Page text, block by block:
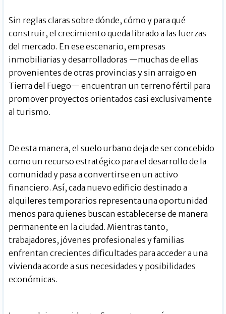
Sin reglas claras sobre dónde, cómo y para qué
construir, el crecimiento queda librado a las fuerzas
del mercado. En ese escenario, empresas
inmobiliarias y desarrolladoras —muchas de ellas
provenientes de otras provincias y sin arraigo en
Tierra del Fuego— encuentran un terreno fértil para
promover proyectos orientados casi exclusivamente
al turismo.
De esta manera, el suelo urbano deja de ser concebido
como un recurso estratégico para el desarrollo de la
comunidad y pasa a convertirse en un activo
financiero. Así, cada nuevo edificio destinado a
alquileres temporarios representa una oportunidad
menos para quienes buscan establecerse de manera
permanente en la ciudad. Mientras tanto,
trabajadores, jóvenes profesionales y familias
enfrentan crecientes dificultades para acceder a una
vivienda acorde a sus necesidades y posibilidades
económicas.